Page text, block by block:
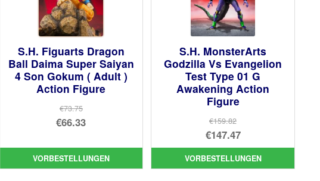
S.H. Figuarts Dragon
Ball Daima Super Saiyan
4 Son Gokum ( Adult )
Action Figure
€73.75
Ursprünglicher
war:
€73.75
€66.33
Preis
ist:
VORBESTELLUNGEN
S.H. MonsterArts
Godzilla Vs Evangelion
Test Type 01 G
Awakening Action
Figure
€159.82
Ursprünglicher
Preis
war:
€147.47
Aktueller
Preis
VORBESTELLUNGEN